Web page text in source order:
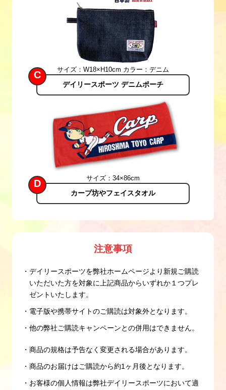
サイズ：W18×H10cm カラー：デニム
C
デイリースポーツ デニムポーチ
サイズ：34×86cm
D
カープ坊やフェイスタオル
注意事項
・デイリースポーツを弊社ホームページより新規ご購読
いただいた方を対象に上記商品からいずれか１つプレ
ゼントいたします。
・電子版や携帯サイトのご購読は対象外となります。
・他の弊社ご購読キャンペーンとの併用はできません。
・商品の規格は予告なく変更される場合があります。
・商品のお届けはご購読から約1ヶ月後となります。
・お客様の個人情報は弊社デイリースポーツにおいて適